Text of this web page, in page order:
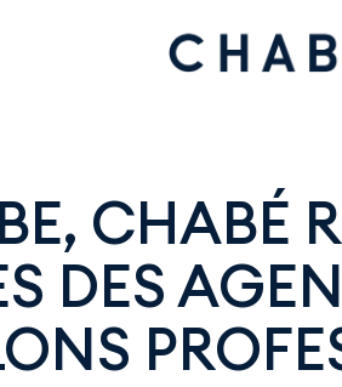
CHABÉ
DES